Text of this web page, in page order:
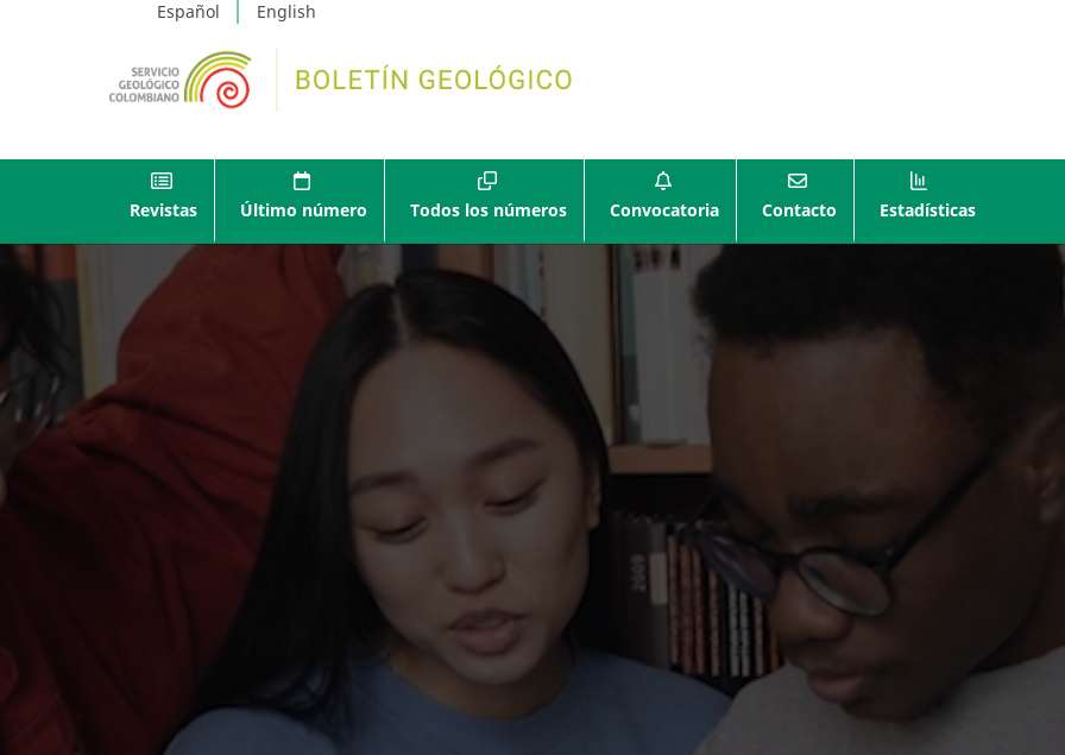
Español English
Revistas Último número Todos los números Convocatoria Contacto Estadísticas